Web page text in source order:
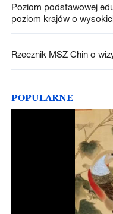
Poziom podstawowej
poziom krajów o
Rzecznik MSZ Chin o
POPULARNE